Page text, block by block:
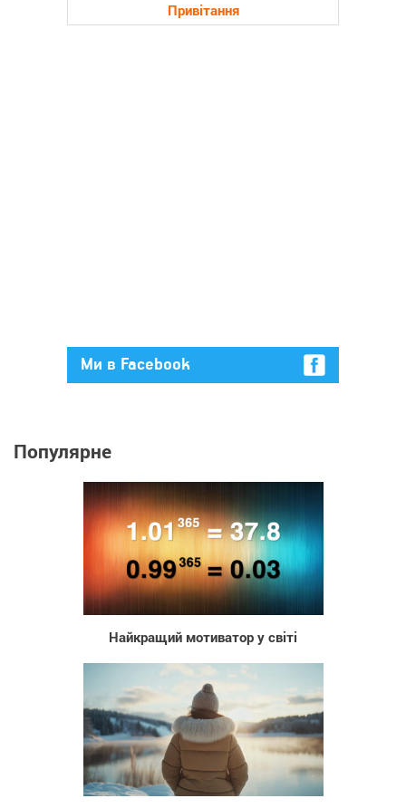
Привітання
Ми в Facebook
Популярне
28 524
Найкращий мотиватор у світі
41